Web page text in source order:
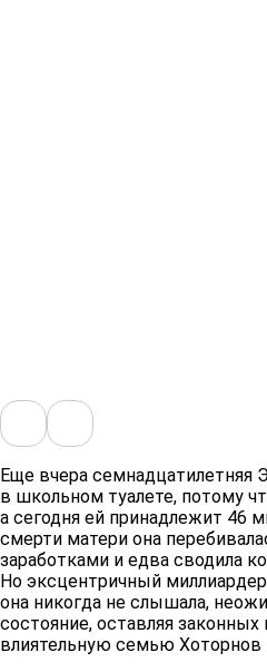
Еще вчера семнадцатилетняя
в школьном туалете, потому
а сегодня ей принадлежит 46
смерти матери она
заработками и едва сводила
Но эксцентричный
она никогда не слышала,
состояние, оставляя
влиятельную семью Хоторнов